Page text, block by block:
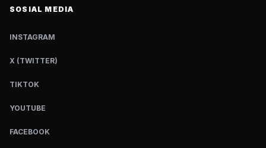
SOSIAL MEDIA
INSTAGRAM
X (TWITTER)
TIKTOK
YOUTUBE
FACEBOOK